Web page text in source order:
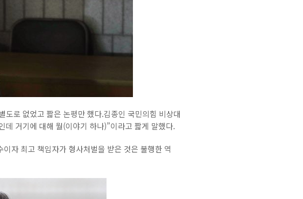
로 없었고 짧은 논평만 했다.김종인 국민의힘 비상대
거기에 대해 뭘(이야기 하나)”이라고 짧게 말했다.
자 최고 책임자가 형사처벌을 받은 것은 불행한 역